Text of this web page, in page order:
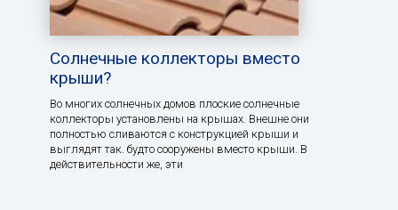
Солнечные коллекторы вместо
крыши?
Во многих солнечных домов плоские солнечные
коллекторы установлены на крышах. Внешне они
полностью сливаются с конструкцией крыши и
выглядят так. будто сооружены вместо крыши. В
действительности же, эти